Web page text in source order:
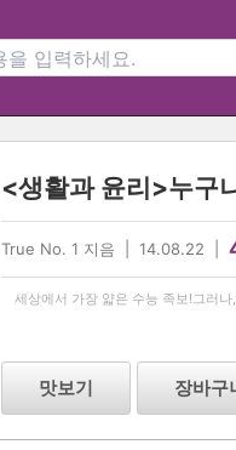
True No. 1 지음 | 14.08.22 |
세상에서 가장 얇은 수능 족보!그러
맛보기 장바구